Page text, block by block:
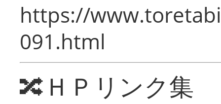
https://
091.html
🔀ＨＰリンク集